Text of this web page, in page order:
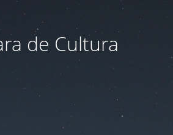
de Cultura